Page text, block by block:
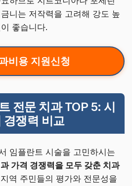
니는 저작력을 고려해 강도 높
좋습니다.
비용 지원신청
전문 치과 TOP 5: 시
경쟁력 비교
임플란트 시술을 고민하시는
가격 경쟁력을 모두 갖춘 치과
역 주민들의 평가와 전문성을